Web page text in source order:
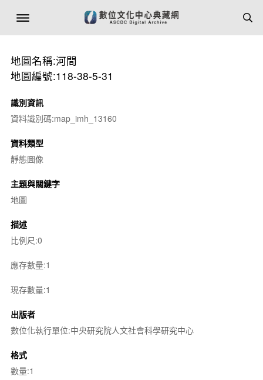
地圖名稱:河間
地圖編號:118-38-5-31
識別資訊
資料識別碼:map_imh_13160
資料類型
靜態圖像
主題與關鍵字
地圖
描述
比例尺:0
應存數量:1
現存數量:1
出版者
數位化執行單位:中央研究院人文社會科學研究中心
格式
數量:1